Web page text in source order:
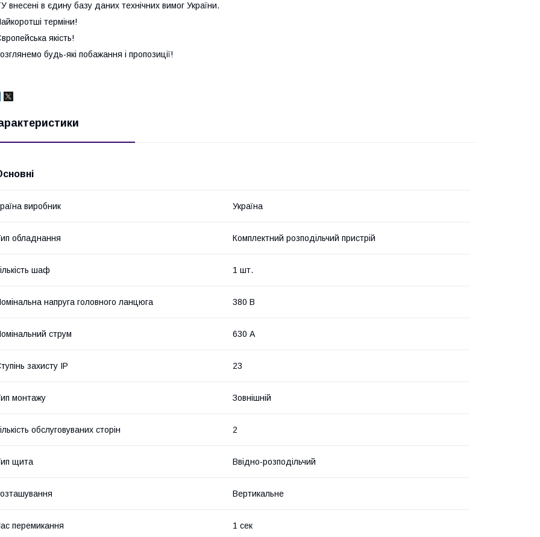
внесені в єдину базу даних технічних вимог України.
терміни!
якість!
будь-які побажання і пропозиції!
виробник Україна
обладнання Комплектний розподільчий пристрій
шаф 1 шт.
напруга головного ланцюга 380 В
струм 630 А
захисту IP 23
монтажу Зовнішній
обслуговуваних сторін 2
щита Ввідно-розподільчий
Вертикальне
перемикання 1 сек